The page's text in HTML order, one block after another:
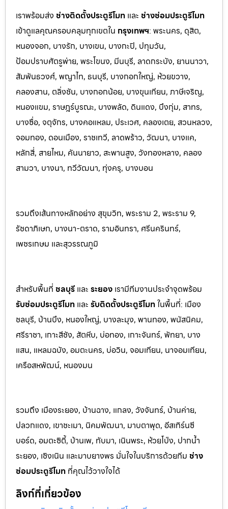
เราพร้อมส่ง ช่างติดตั้งประตูรีโมท และ ช่างซ่อมประตูรีโมท
เข้าดูแลคุณครอบคลุมทุกเขตใน กรุงเทพฯ: พระนคร, ดุสิต,
หนองจอก, บางรัก, บางเขน, บางกะปิ, ปทุมวัน,
ป้อมปราบศัตรูพ่าย, พระโขนง, มีนบุรี, ลาดกระบัง, ยานนาวา,
สัมพันธวงศ์, พญาไท, ธนบุรี, บางกอกใหญ่, ห้วยขวาง,
คลองสาน, ตลิ่งชัน, บางกอกน้อย, บางขุนเทียน, ภาษีเจริญ,
หนองแขม, ราษฎร์บูรณะ, บางพลัด, ดินแดง, บึงกุ่ม, สาทร,
บางซื่อ, จตุจักร, บางคอแหลม, ประเวศ, คลองเตย, สวนหลวง,
จอมทอง, ดอนเมือง, ราชเทวี, ลาดพร้าว, วัฒนา, บางแค,
หลักสี่, สายไหม, คันนายาว, สะพานสูง, วังทองหลาง, คลอง
สามวา, บางนา, ทวีวัฒนา, ทุ่งครุ, บางบอน
รวมถึงเส้นทางหลักอย่าง สุขุมวิท, พระราม 2, พระราม 9,
รัชดาภิเษก, บางนา-ตราด, รามอินทรา, ศรีนครินทร์,
เพชรเกษม และสุวรรณภูมิ
สำหรับพื้นที่ ชลบุรี และ ระยอง เรามีทีมงานประจำจุดพร้อม
รับซ่อมประตูรีโมท และ รับติดตั้งประตูรีโมทในพื้นที่: เมือง
ชลบุรี, บ้านบึง, หนองใหญ่, บางละมุง, พานทอง, พนัสนิคม,
ศรีราชา, เกาะสีชัง, สัตหีบ, บ่อทอง, เกาะจันทร์, พัทยา, บาง
แสน, แหลมฉบัง, อมตะนคร, บ่อวิน, จอมเทียน, นาจอมเทียน,
เครือสหพัฒน์, หนองมน
รวมถึง เมืองระยอง, บ้านฉาง, แกลง, วังจันทร์, บ้านค่าย,
ปลวกแดง, เขาชะเมา, นิคมพัฒนา, มาบตาพุด, อีสเทิร์นซี
บอร์ด, อมตะซิตี้, บ้านเพ, ทับมา, เนินพระ, ห้วยโป่ง, ปากน้ำ
ระยอง, เชิงเนิน และมาบยางพร มั่นใจในบริการด้วยทีม ช่าง
ซ่อมประตูรีโมท ที่คุณไว้วางใจได้
ลิงก์ที่เกี่ยวข้อง